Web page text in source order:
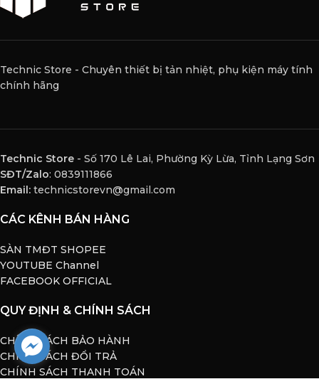
Technic Store - Chuyên thiết bị tản nhiệt, phụ kiện máy tính
chính hãng
Technic Store - Số 170 Lê Lai, Phường Kỳ Lừa, Tỉnh Lạng Sơn
SĐT/Zalo: 0839111866
Email: technicstorevn@gmail.com
CÁC KÊNH BÁN HÀNG
SÀN TMĐT SHOPEE
YOUTUBE Channel
FACEBOOK OFFICIAL
QUY ĐỊNH & CHÍNH SÁCH
CHÍNH SÁCH BẢO HÀNH
CHÍNH SÁCH ĐỔI TRẢ
CHÍNH SÁCH THANH TOÁN